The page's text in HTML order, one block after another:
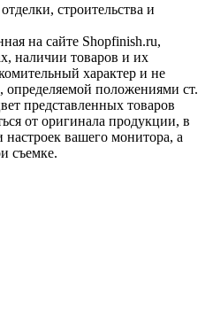
строительства и
на сайте Shopfinish.ru,
наличии товаров и их
характер и не
определяемой положениями ст.
представленных товаров
от оригинала продукции, в
настроек вашего монитора, а
съемке.